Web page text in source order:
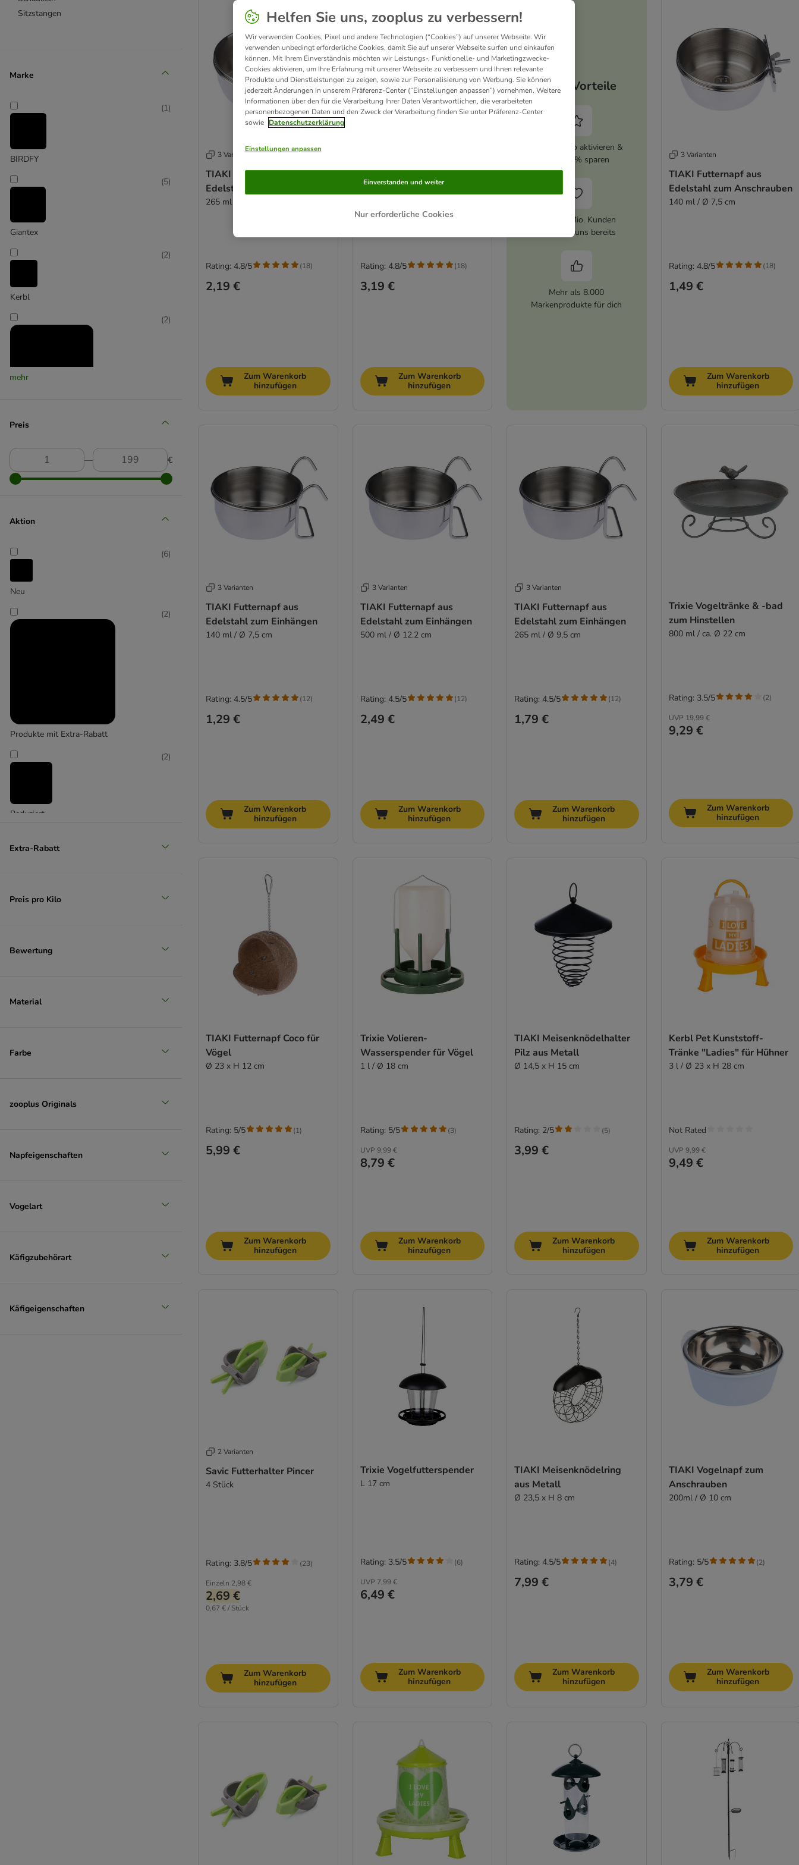
Sitzstangen
Marke
BIRDFY
(1)
Giantex
(5)
Kerbl
(2)
(2)
Num'axes
(1)
mehr
Preis
― €
Aktion
Neu
(6)
Produkte mit Extra-Rabatt
(2)
Reduziert
(2)
Extra-Rabatt
Preis pro Kilo
Bewertung
Material
Farbe
zooplus Originals
Napfeigenschaften
Vogelart
Käfigzubehörart
Käfigeigenschaften
3 Varianten
TIAKI Futternapf aus
Edelstahl zum Anschrauben
265 ml / Ø 9,5 cm
2,19 €
Rating: 4.8/5 (18)
Zum Warenkorb
hinzufügen
TIAKI Futternapf aus
Edelstahl zum Anschrauben
3,19 €
Rating: 4.8/5 (18)
Zum Warenkorb
hinzufügen
Deine Vorteile
zooplus Abo aktivieren &
immer 5% sparen
Über 10 Mio. Kunden
vertrauen uns bereits
Mehr als 8.000
Markenprodukte für dich
3 Varianten
TIAKI Futternapf aus
Edelstahl zum Anschrauben
140 ml / Ø 7,5 cm
1,49 €
Rating: 4.8/5 (18)
Zum Warenkorb
hinzufügen
3 Varianten
TIAKI Futternapf aus
Edelstahl zum Einhängen
140 ml / Ø 7,5 cm
1,29 €
Rating: 4.5/5 (12)
Zum Warenkorb
hinzufügen
3 Varianten
TIAKI Futternapf aus
Edelstahl zum Einhängen
500 ml / Ø 12.2 cm
2,49 €
Rating: 4.5/5 (12)
Zum Warenkorb
hinzufügen
3 Varianten
TIAKI Futternapf aus
Edelstahl zum Einhängen
265 ml / Ø 9,5 cm
1,79 €
Rating: 4.5/5 (12)
Zum Warenkorb
hinzufügen
Trixie Vogeltränke & -bad
zum Hinstellen
800 ml / ca. Ø 22 cm
UVP 19,99 €
9,29 €
Rating: 3.5/5 (2)
Zum Warenkorb
hinzufügen
TIAKI Futternapf Coco für
Vögel
Ø 23 x H 12 cm
5,99 €
Rating: 5/5 (1)
Zum Warenkorb
hinzufügen
Trixie Volieren-
Wasserspender für Vögel
1 l / Ø 18 cm
UVP 9,99 €
8,79 €
Rating: 5/5 (3)
Zum Warenkorb
hinzufügen
TIAKI Meisenknödelhalter
Pilz aus Metall
Ø 14,5 x H 15 cm
3,99 €
Rating: 2/5 (5)
Zum Warenkorb
hinzufügen
Kerbl Pet Kunststoff-
Tränke "Ladies" für Hühner
3 l / Ø 23 x H 28 cm
UVP 9,99 €
9,49 €
Not Rated
Zum Warenkorb
hinzufügen
2 Varianten
Savic Futterhalter Pincer
4 Stück
Einzeln 2,98 €
2,69 €
0,67 € / Stück
Rating: 3.8/5 (23)
Zum Warenkorb
hinzufügen
Trixie Vogelfutterspender
L 17 cm
UVP 7,99 €
6,49 €
Rating: 3.5/5 (6)
Zum Warenkorb
hinzufügen
TIAKI Meisenknödelring
aus Metall
Ø 23,5 x H 8 cm
7,99 €
Rating: 4.5/5 (4)
Zum Warenkorb
hinzufügen
TIAKI Vogelnapf zum
Anschrauben
200ml / Ø 10 cm
3,79 €
Rating: 5/5 (2)
Zum Warenkorb
hinzufügen
Helfen Sie uns, zooplus zu verbessern!
Wir verwenden Cookies, Pixel und andere Technologien (“Cookies”) auf unserer Webseite. Wir
verwenden unbedingt erforderliche Cookies, damit Sie auf unserer Webseite surfen und einkaufen
können. Mit Ihrem Einverständnis möchten wir Leistungs-, Funktionelle- und Marketingzwecke-
Cookies aktivieren, um Ihre Erfahrung mit unserer Webseite zu verbessern und Ihnen relevante
Produkte und Dienstleistungen zu zeigen, sowie zur Personalisierung von Werbung. Sie können
jederzeit Änderungen in unserem Präferenz-Center (“Einstellungen anpassen”) vornehmen. Weitere
Informationen über den für die Verarbeitung Ihrer Daten Verantwortlichen, die verarbeiteten
personenbezogenen Daten und den Zweck der Verarbeitung finden Sie unter Präferenz-Center
sowie Datenschutzerklärung
Einstellungen anpassen
Nur erforderliche Cookies
Einverstanden und weiter